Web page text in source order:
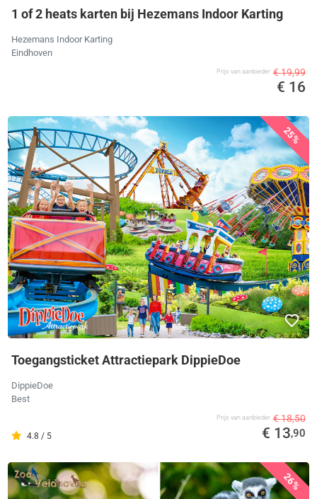
1 of 2 heats karten bij Hezemans Indoor Karting
Hezemans Indoor Karting
Eindhoven
Prijs van aanbieder € 19,99
€ 16
25%
Toegangsticket Attractiepark DippieDoe
DippieDoe
Best
4.8 / 5
Prijs van aanbieder € 18,50
€ 13,90
26%